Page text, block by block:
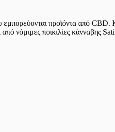
προϊόντα από
νόμιμες ποικιλίες κάνναβης